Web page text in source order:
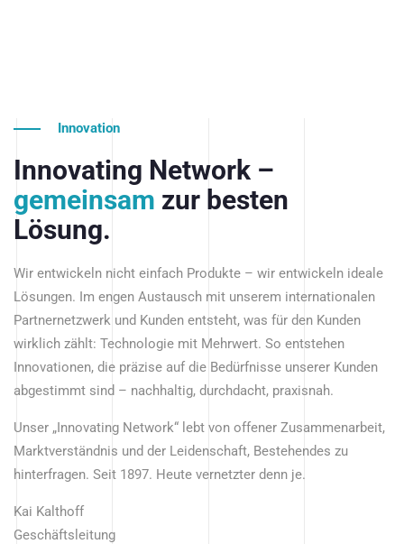
Innovation
Innovating Network –
gemeinsam zur besten
Lösung.
Wir entwickeln nicht einfach Produkte – wir entwickeln ideale
Lösungen. Im engen Austausch mit unserem internationalen
Partnernetzwerk und Kunden entsteht, was für den Kunden
wirklich zählt: Technologie mit Mehrwert. So entstehen
Innovationen, die präzise auf die Bedürfnisse unserer Kunden
abgestimmt sind – nachhaltig, durchdacht, praxisnah.
Unser „Innovating Network“ lebt von offener Zusammenarbeit,
Marktverständnis und der Leidenschaft, Bestehendes zu
hinterfragen. Seit 1897. Heute vernetzter denn je.
Kai Kalthoff
Geschäftsleitung